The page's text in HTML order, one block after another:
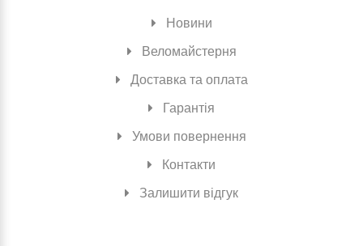
Новини
Веломайстерня
Доставка та оплата
Гарантія
Умови повернення
Контакти
Залишити відгук